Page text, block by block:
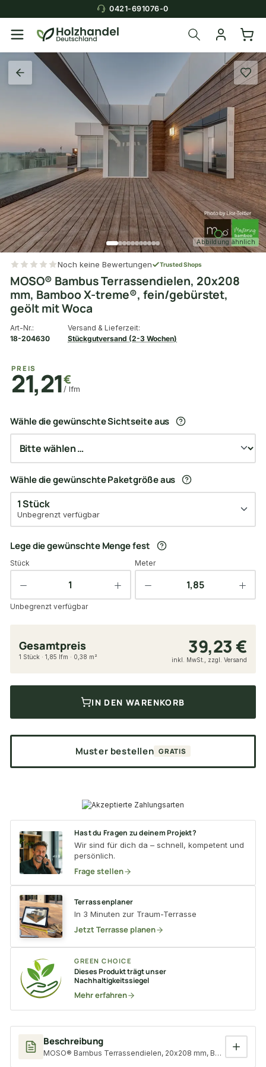
0421-691076-0
Abbildung ähnlich
Beschreibung
MOSO® Bambus Terrassendielen, 20x208 mm, Bamboo X-
Noch keine Bewertungen Trusted Shops
MOSO® Bambus Terrassendielen, 20x208
mm, Bamboo X-treme®, fein/gebürstet,
geölt mit Woca
Art-Nr.:
18-204630
Versand & Lieferzeit:
Stückgutversand (2-3 Wochen)
PREIS
21,21€
/ lfm
Wähle die gewünschte Sichtseite aus
Wähle die gewünschte Paketgröße aus
1 Stück
Unbegrenzt verfügbar
Lege die gewünschte Menge fest
Stück Meter
Unbegrenzt verfügbar
Gesamtpreis 39,23 €
1 Stück · 1,85 lfm · 0,38 m² inkl. MwSt., zzgl. Versand
IN DEN WARENKORB
Muster bestellen GRATIS
Hast du Fragen zu deinem Projekt?
Wir sind für dich da – schnell, kompetent und
persönlich.
Frage stellen
Terrassenplaner
In 3 Minuten zur Traum-Terrasse
Jetzt Terrasse planen
GREEN CHOICE
Dieses Produkt trägt unser
Nachhaltigkeitssiegel
Mehr erfahren